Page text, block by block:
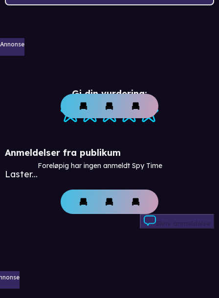
Annonse
Gi din vurdering:
Anmeldelser fra publikum
Laster...
Foreløpig har ingen anmeldt Spy Time
Skriv anmeldelse